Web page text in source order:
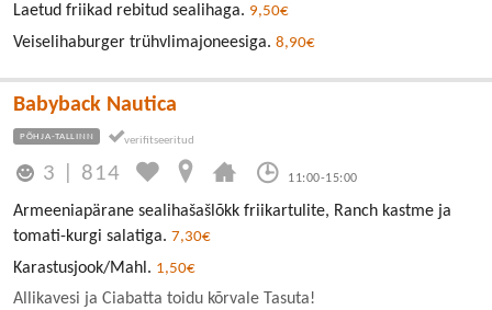
Laetud friikad rebitud sealihaga. 9,50€
Veiselihaburger trühvlimajoneesiga. 8,90€
Babyback Nautica
PÕHJA-TALLINN
3 814 11:00-15:00
Armeeniapärane sealihašašlõkk friikartulite, Ranch kastme ja
tomati-kurgi salatiga. 7,30€
Karastusjook/Mahl. 1,50€
Allikavesi ja Ciabatta toidu kõrvale Tasuta!